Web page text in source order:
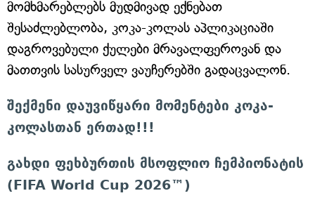
მომხმარებლებს მუდმივად ექნებათ
შესაძლებლობა, კოკა-კოლას აპლიკაციაში
დაგროვებული ქულები მრავალფეროვან და
მათთვის სასურველ ვაუჩერებში გადაცვალონ.
შექმენი დაუვიწყარი მომენტები კოკა-
კოლასთან ერთად!!!
გახდი ფეხბურთის მსოფლიო ჩემპიონატის
(FIFA World Cup 2026™)